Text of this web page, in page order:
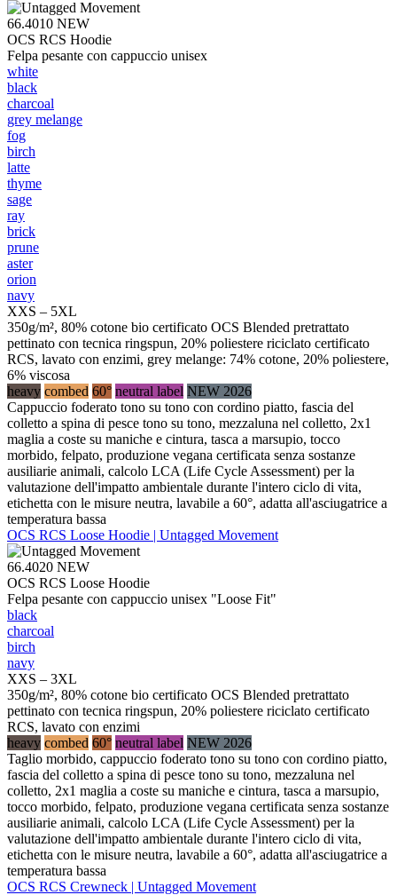
66.4010 NEW
OCS RCS Hoodie
Felpa pesante con cappuccio unisex
white
black
charcoal
grey melange
fog
birch
latte
thyme
sage
ray
brick
prune
aster
orion
navy
XXS – 5XL
350g/m², 80% cotone bio certificato OCS Blended pretrattato
pettinato con tecnica ringspun, 20% poliestere riciclato certificato
RCS, lavato con enzimi, grey melange: 74% cotone, 20% poliestere,
6% viscosa
heavy combed 60° neutral label NEW 2026
Cappuccio foderato tono su tono con cordino piatto, fascia del
colletto a spina di pesce tono su tono, mezzaluna nel colletto, 2x1
maglia a coste su maniche e cintura, tasca a marsupio, tocco
morbido, felpato, produzione vegana certificata senza sostanze
ausiliarie animali, calcolo LCA (Life Cycle Assessment) per la
valutazione dell'impatto ambientale durante l'intero ciclo di vita,
etichetta con le misure neutra, lavabile a 60°, adatta all'asciugatrice a
temperatura bassa
OCS RCS Loose Hoodie | Untagged Movement
66.4020 NEW
OCS RCS Loose Hoodie
Felpa pesante con cappuccio unisex "Loose Fit"
black
charcoal
birch
navy
XXS – 3XL
350g/m², 80% cotone bio certificato OCS Blended pretrattato
pettinato con tecnica ringspun, 20% poliestere riciclato certificato
RCS, lavato con enzimi
heavy combed 60° neutral label NEW 2026
Taglio morbido, cappuccio foderato tono su tono con cordino piatto,
fascia del colletto a spina di pesce tono su tono, mezzaluna nel
colletto, 2x1 maglia a coste su maniche e cintura, tasca a marsupio,
tocco morbido, felpato, produzione vegana certificata senza sostanze
ausiliarie animali, calcolo LCA (Life Cycle Assessment) per la
valutazione dell'impatto ambientale durante l'intero ciclo di vita,
etichetta con le misure neutra, lavabile a 60°, adatta all'asciugatrice a
temperatura bassa
OCS RCS Crewneck | Untagged Movement